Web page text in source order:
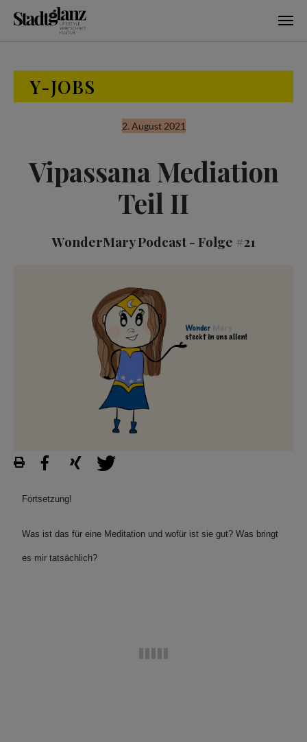
Y-JOBS
2. August 2021
Vipassana Mediation
Teil II
WonderMary Podcast - Folge #21
Fortsetzung!
Was ist das für eine Meditation und wofür ist sie gut? Was bringt
es mir tatsächlich?